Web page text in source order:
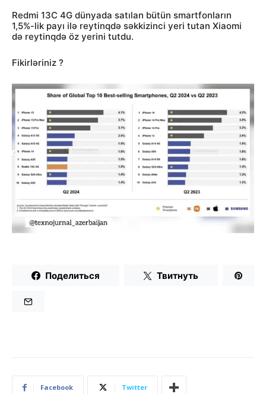
Redmi 13C 4G dünyada satılan bütün smartfonların
1,5%-lik payı ilə reytinqdə səkkizinci yeri tutan Xiaomi
də reytinqdə öz yerini tutdu.
Fikirləriniz ?
Поделиться Твитнуть
Facebook Twitter